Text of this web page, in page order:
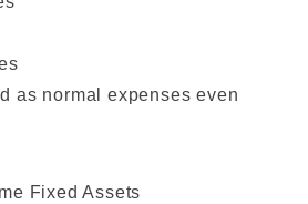
as normal expenses even
Fixed Assets